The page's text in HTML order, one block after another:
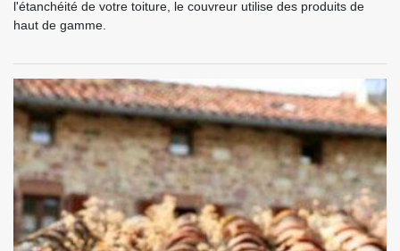
l'étanchéité de votre toiture, le couvreur utilise des produits de
haut de gamme.